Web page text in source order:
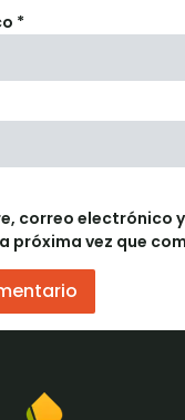
*
correo electrónico
próxima vez que